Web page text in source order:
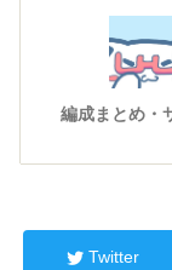
編成まとめ・
Twitter